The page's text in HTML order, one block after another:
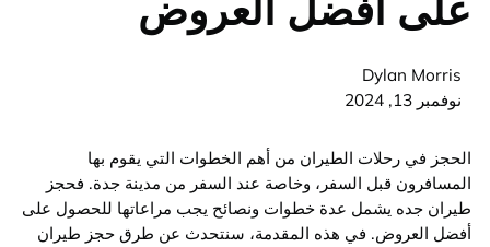
Dylan Morris
نوفمبر 13, 2024
الحجز في رحلات الطيران من أهم الخطوات التي يقوم بها
المسافرون قبل السفر، وخاصة عند السفر من مدينة جدة. فحجز
طيران جده يشمل عدة خطوات ونصائح يجب مراعاتها للحصول على
أفضل العروض. في هذه المقدمة، سنتحدث عن طرق حجز طيران